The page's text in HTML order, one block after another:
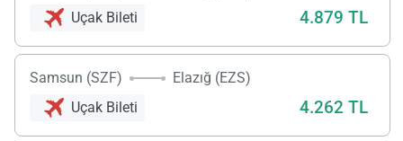
Uçak Bileti
4.879 TL
Samsun (SZF)
Elazığ (EZS)
Uçak Bileti
4.262 TL